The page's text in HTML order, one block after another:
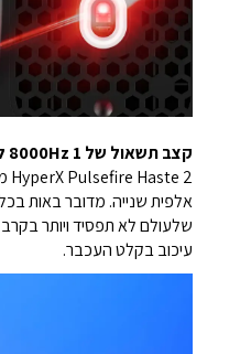
קצב תשאול של 8000Hz 1 לביצועים מיטביים
שלעולם לא תפסיד ויותר
עיכוב בקלט העכבר.